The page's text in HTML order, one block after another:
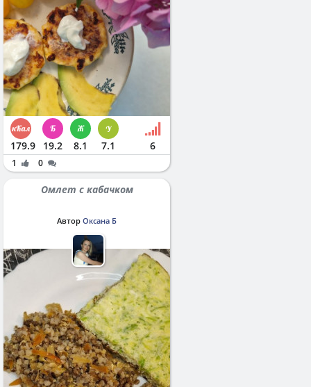
179.9 19.2 8.1 7.1 6
1 0
Омлет с кабачком
Автор Оксана Б